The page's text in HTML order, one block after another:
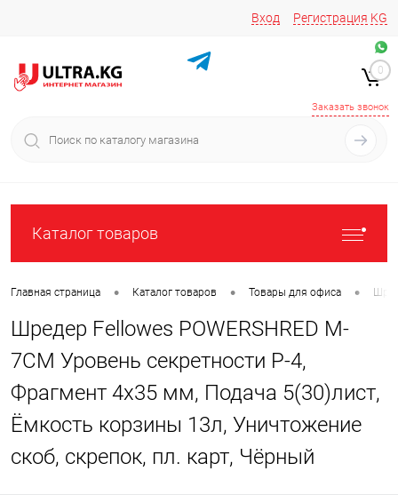
Вход Регистрация KG
+996 776161037
+996 772022908
Заказать звонок
0
Каталог товаров
Главная страница • Каталог товаров • Товары для офиса •
Шредер Fellowes POWERSHRED M-
7CM Уровень секретности P-4,
Фрагмент 4х35 мм, Подача 5(30)лист,
Ёмкость корзины 13л, Уничтожение
скоб, скрепок, пл. карт, Чёрный